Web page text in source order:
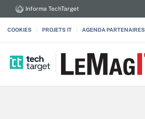
Informa TechTarget
COOKIES PROJETS IT AGENDA PARTENAIRES